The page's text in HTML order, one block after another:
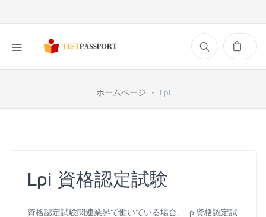
ホームページ Lpi
Lpi 資格認定試験
資格認定試験関連業界で働いている場合、Lpi資格認定試